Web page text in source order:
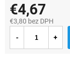
€4,67
€3,80 bez DPH
cena: